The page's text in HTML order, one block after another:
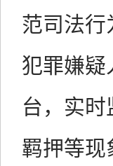
范司法行
犯罪嫌疑
台，实
羁押等现